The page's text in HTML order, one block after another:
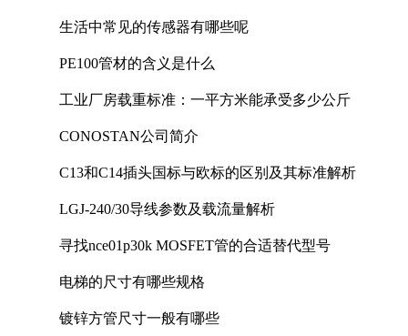
生活中常见的传感器有哪些呢
PE100管材的含义是什么
工业厂房载重标准：一平方米能承受多少公斤
CONOSTAN公司简介
C13和C14插头国标与欧标的区别及其标准解析
LGJ-240/30导线参数及载流量解析
寻找nce01p30k MOSFET管的合适替代型号
电梯的尺寸有哪些规格
镀锌方管尺寸一般有哪些